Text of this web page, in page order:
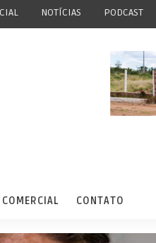
NOTÍCIAS PODCAST
CONTATO